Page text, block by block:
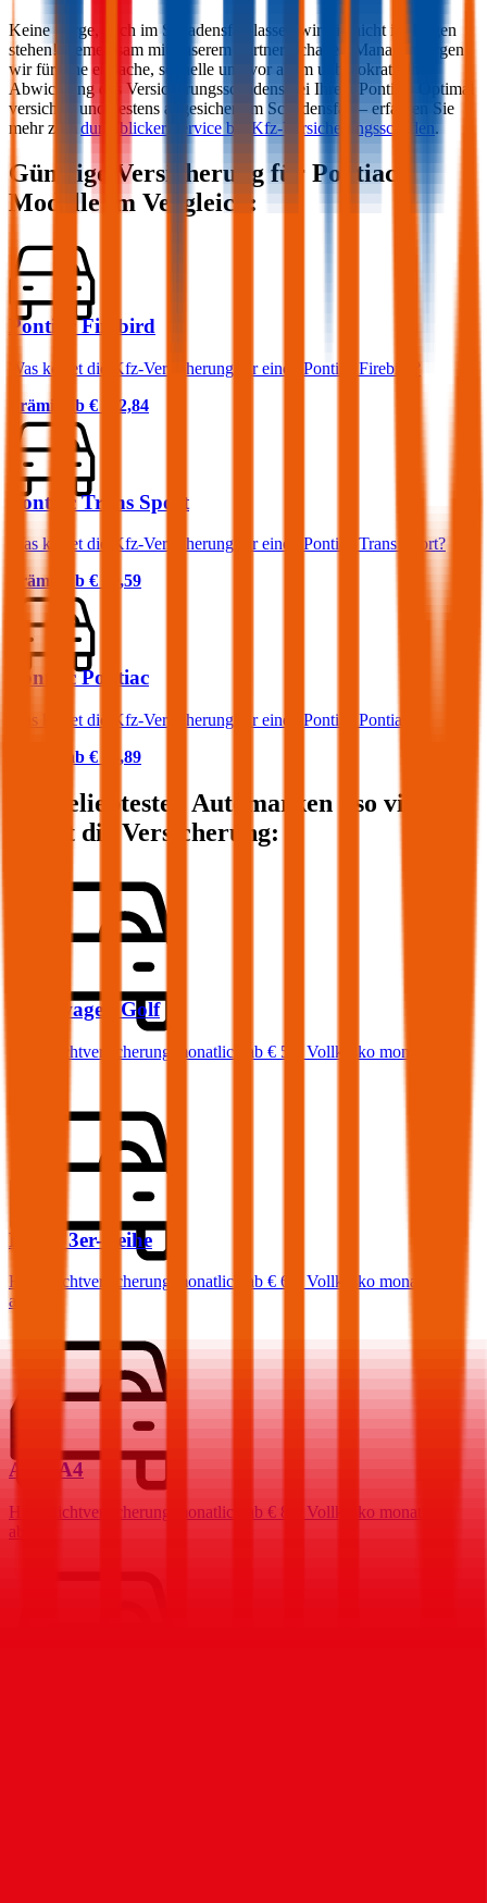
Keine Sorge, auch im Schadensfall lassen wir Sie nicht im Regen
stehen! Gemeinsam mit unserem Partner Schaden-Manager sorgen
wir für eine einfache, schnelle und vor allem unbürokratische
Abwicklung des Versicherungsschadens bei Ihrem Pontiac
. Optimal
versichert und bestens abgesichert im Schadensfall – erfahren Sie
mehr zum durchblicker Service bei Kfz-Versicherungsschäden.
Günstige Versicherung für Pontiac
Modelle im Vergleich:
Pontiac Firebird
Was kostet die Kfz-Versicherung für einen Pontiac Firebird?
Prämie ab € 112,84
Pontiac Trans Sport
Was kostet die Kfz-Versicherung für einen Pontiac Trans Sport?
Prämie ab € 79,59
Pontiac Pontiac
Was kostet die Kfz-Versicherung für einen Pontiac Pontiac?
Prämie ab € 76,89
Die beliebtesten Automarken - so viel
kostet die Versicherung:
Volkswagen Golf
Haftpflichtversicherung monatlich ab € 50
Vollkasko monatlich
BMW 3er-Reihe
Haftpflichtversicherung monatlich ab € 68
Vollkasko monatlich
ab …
Audi A4
Haftpflichtversicherung monatlich ab € 87
Vollkasko monatlich
ab …